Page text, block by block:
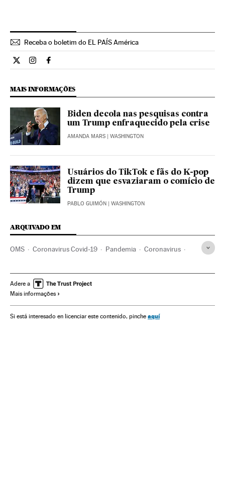
Receba o boletim do EL PAÍS América
Internacional El País Brasil en Twitter
Internacional El País Brasil en Instagram
Internacional El País Brasil en Facebook
MAIS INFORMAÇÕES
Biden decola nas pesquisas contra
um Trump enfraquecido pela crise
AMANDA MARS | WASHINGTON
Usuários do TikTok e fãs do K-pop
dizem que esvaziaram o comício de
Trump
PABLO GUIMÓN | WASHINGTON
ARQUIVADO EM
OMS Coronavirus Covid-19 Pandemia Coronavirus
Donald Trump Independência
Distúrbios raciais Racismo Eleições EUA 2020
Adere a
Mais informações
Si está interesado en licenciar este contenido, pinche aquí